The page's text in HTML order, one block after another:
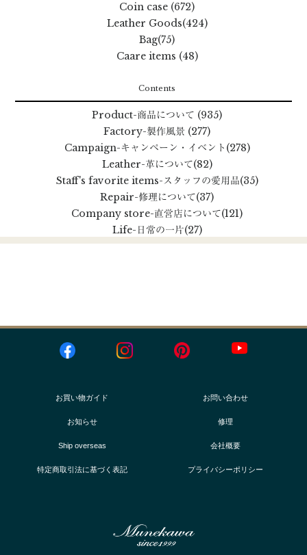
Coin case (672)
Leather Goods(424)
Bag(75)
Caare items (48)
Contents
Product-商品について (935)
Factory-製作風景 (277)
Campaign-キャンペーン・イベント (278)
Leather-革について(82)
Staff's favorite items-スタッフの愛用品(35)
Repair-修理について(37)
Company store-直営店について(121)
Life-日常の一片(27)
お買い物ガイド お問い合わせ
お知らせ 修理
Ship overseas 会社概要
特定商取引法に基づく表記 プライバシーポリシー